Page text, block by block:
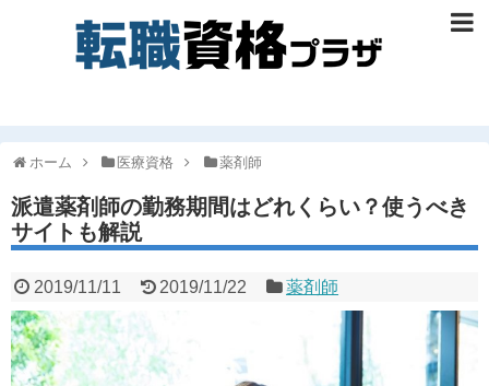
ホーム 医療資格 薬剤師
派遣薬剤師の勤務期間はどれくらい？使うべき
サイトも解説
2019/11/11 2019/11/22 薬剤師